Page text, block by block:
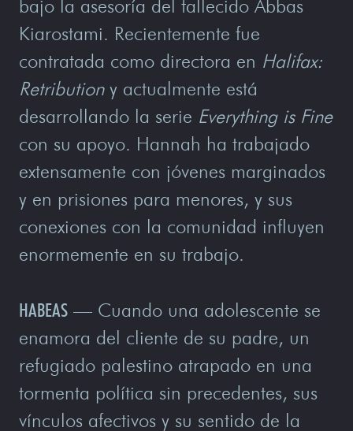
bajo la asesoría del fallecido Abbas
Kiarostami. Recientemente fue
contratada como directora en Halifax:
Retributiony actualmente está
desarrollando la serie Everything is Fine
con su apoyo. Hannah ha trabajado
extensamente con jóvenes marginados
y en prisiones para menores, y sus
conexiones con la comunidad influyen
enormemente en su trabajo.
HABEAS — Cuando una adolescente se
enamora del cliente de su padre, un
refugiado palestino atrapado en una
tormenta política sin precedentes, sus
vínculos afectivos y su sentido de la